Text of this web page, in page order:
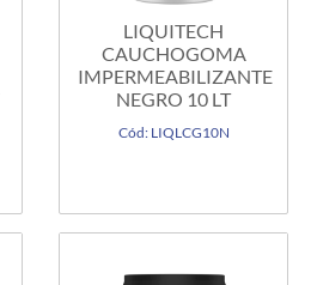
LIQUITECH
CAUCHOGOMA
IMPERMEABILIZANTE
NEGRO 10 LT
Cód: LIQLCG10N